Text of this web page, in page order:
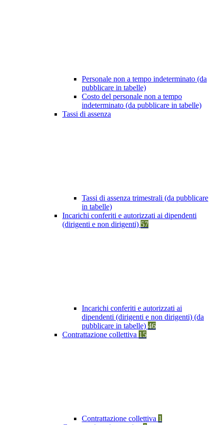
Personale non a tempo indeterminato (da
pubblicare in tabelle)
Costo del personale non a tempo
indeterminato (da pubblicare in tabelle)
Tassi di assenza
Tassi di assenza trimestrali (da pubblicare
in tabelle)
Incarichi conferiti e autorizzati ai dipendenti
(dirigenti e non dirigenti) 57
Incarichi conferiti e autorizzati ai
dipendenti (dirigenti e non dirigenti) (da
pubblicare in tabelle) 46
Contrattazione collettiva 15
Contrattazione collettiva 1